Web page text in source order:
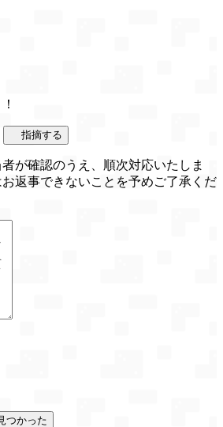
指摘する
が確認のうえ、順次対応いたしま
返事できないことを予めご了承くだ
つかった